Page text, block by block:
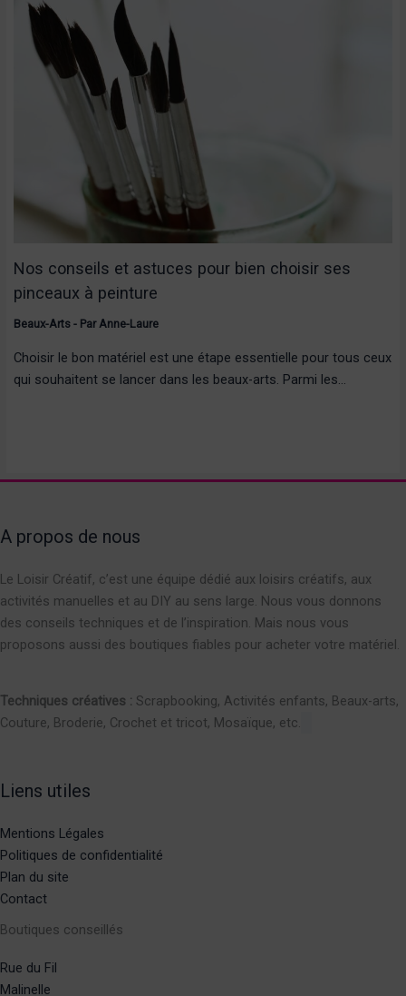
Nos conseils et astuces pour bien choisir ses
pinceaux à peinture
Beaux-Arts- ParAnne-Laure
Choisir le bon matériel est une étape essentielle pour tous ceux
qui souhaitent se lancer dans les beaux-arts. Parmi les…
A propos de nous
Le Loisir Créatif, c’est une équipe dédié aux loisirs créatifs, aux
activités manuelles et au DIY au sens large. Nous vous donnons
des conseils techniques et de l’inspiration. Mais nous vous
proposons aussi des boutiques fiables pour acheter votre matériel.
Techniques créatives : Scrapbooking, Activités enfants, Beaux-arts,
Couture, Broderie, Crochet et tricot, Mosaïque, etc.
Liens utiles
Mentions Légales
Politiques de confidentialité
Plan du site
Contact
Boutiques conseillés
Rue du Fil
Malinelle